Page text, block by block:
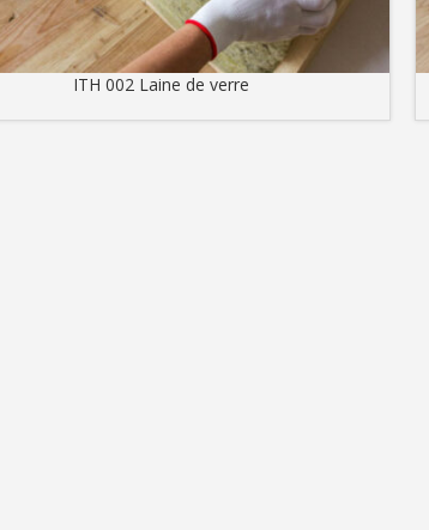
ITH 002 Laine de verre